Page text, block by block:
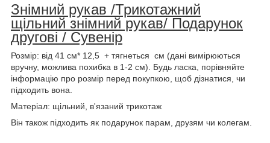
Знімний рукав /Трикотажний
щільний знімний рукав/ Подарунок
другові / Сувенір
Розмір: від 41 см* 12,5 + тягнеться см (дані вимірюються
вручну, можлива похибка в 1-2 см). Будь ласка, порівняйте
інформацію про розмір перед покупкою, щоб дізнатися, чи
підходить вона.
Матеріал: щільний, в'язаний трикотаж
Він також підходить як подарунок парам, друзям чи колегам.